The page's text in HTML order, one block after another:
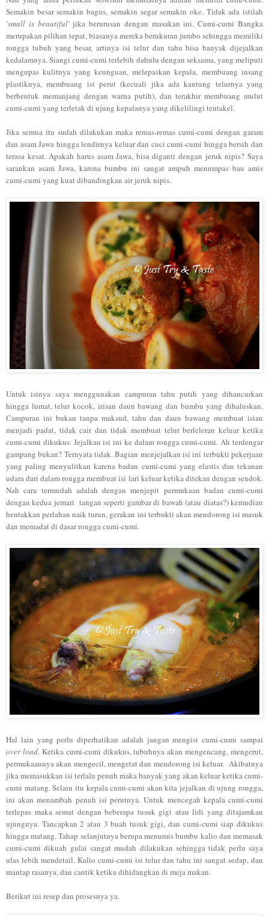
Semakin besar semakin bagus, semakin segar semakin oke. Tidakada istilah
'small is beautiful'jika berurusan dengan masakan ini. Cumi-cumi Bangka
merupakan pilihan tepat, biasanya mereka berukuran jumbo sehingga memiliki
rongga tubuh yang besar, artinya isi telur dan tahu bisa banyak dijejalkan
kedalamnya.Siangi cumi-cumi terlebih dahulu dengan seksama, yang meliputi
mengupas kulitnya yang keunguan,melepaskan kepala, membuang insang
plastiknya, membuang isi perut (kecuali jika ada kantung telurnya yang
berbentuk memanjang dengan warna putih), dan terakhir membuang mulut
cumi-cumi yang terletak di ujung kepalanya yang dikelilingi tentakel.
Jika semua itu sudah dilakukan maka remas-remas cumi-cumi dengan garam
dan asamJawa hinggalendirnya keluar dan cuci cumi-cumi hinggabersih dan
terasa kesat.Apakah harus asam Jawa, bisa diganti dengan jeruk nipis?Saya
sarankan asam Jawa, karena bumbu ini sangat ampuh menumpas bau amis
cumi-cumi yang kuat dibandingkan air jeruk nipis.
Untuk isinya saya menggunakan campuran tahu putih yang dihancurkan
hingga lumat, telur kocok, irisan daun bawang dan bumbu yang dihaluskan.
Campuran ini bukan tanpa maksud, tahu dan daun bawang membuat isian
menjadi padat, tidakcair dan tidak membuat telur berleleran keluarketika
cumi-cumi dikukus. Jejalkan isiinike dalam rongga cumi-cumi. Ah terdengar
gampang bukan? Ternyata tidak. Bagian menjejalkan isi ini terbukti pekerjaan
yang paling menyulitkan karenabadan cumi-cumi yang elastis dan tekanan
udara dari dalam rongga membuat isi lari keluar ketika ditekan dengan sendok.
Nah cara termudah adalah dengan menjepit permukaan badan cumi-cumi
dengan kedua jemari tangan seperti gambar di bawah (atau diatas?) kemudian
hentakkan perlahan naik turun, gerakan ini terbukti akan mendorong isi masuk
dan memadat di dasar rongga cumi-cumi.
Hal lain yang perlu diperhatikan adalah jangan mengisi cumi-cumi sampai
over load. Ketika cumi-cumi dikukus, tubuhnya akan mengencang, mengerut,
permukaannya akan mengecil, mengetat dan mendorong isi keluar. Akibatnya
jikamemasukkan isi terlalu penuh maka banyak yang akan keluarketika cumi-
cumi matang. Selain itu kepala cumi-cumi akan kita jejalkan di ujungrongga,
ini akan menambah penuh isi perutnya. Untuk mencegah kepala cumi-cumi
terlepas maka semat dengan beberapa tusuk gigi atau lidi yang ditajamkan
ujungnya. Tancapkan2 atau 3 buah tusuk gigi, dan cumi-cumi siap dikukus
hingga matang.Tahap selanjutnya berupamenumis bumbu kalio dan memasak
cumi-cumi dikuah gulai sangat mudah dilakukansehingga tidak perlu saya
ulas lebih mendetail.Kalio cumi-cumi isi telur dan tahu ini sangatsedap, dan
mantap rasanya, dan cantik ketika dihidangkan di meja makan.
Berikut ini resep dan prosesnya ya.